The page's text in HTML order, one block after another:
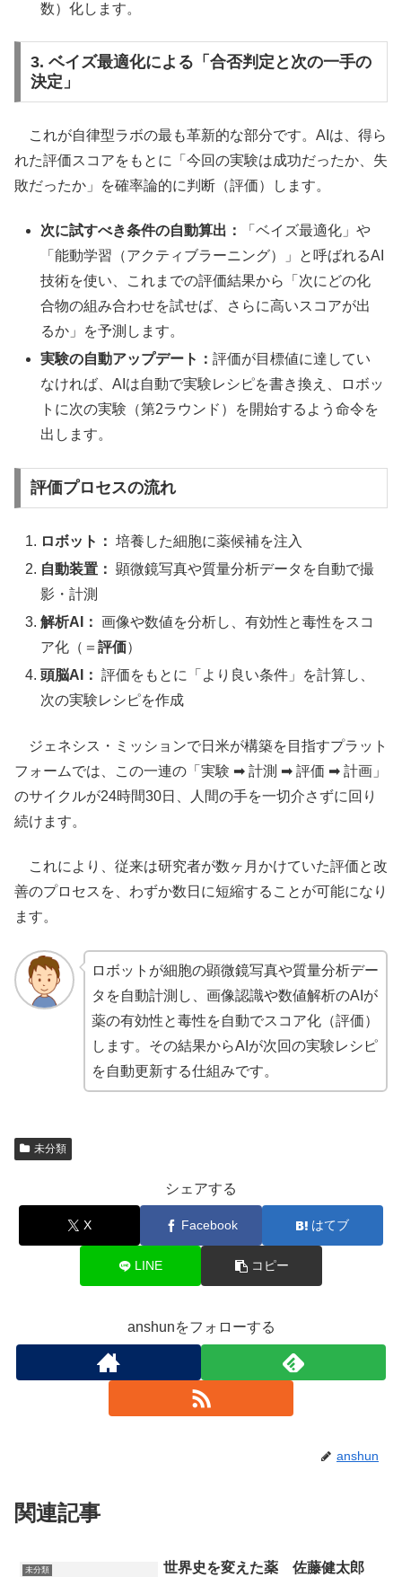
数）化します。
3. ベイズ最適化による「合否判定と次の一手の
決定」
これが自律型ラボの最も革新的な部分です。AIは、得ら
れた評価スコアをもとに「今回の実験は成功だったか、失
敗だったか」を確率論的に判断（評価）します。
次に試すべき条件の自動算出：
「ベイズ最適化」や
「能動学習（アクティブラーニング）」と呼ばれるAI
技術を使い、これまでの評価結果から「次にどの化
合物の組み合わせを試せば、さらに高いスコアが出
るか」を予測します。
実験の自動アップデート：評価が目標値に達してい
なければ、AIは自動で実験レシピを書き換え、ロボッ
トに次の実験（第2ラウンド）を開始するよう命令を
出します。
評価プロセスの流れ
ロボット： 培養した細胞に薬候補を注入
自動装置： 顕微鏡写真や質量分析データを自動で撮
影・計測
解析AI： 画像や数値を分析し、有効性と毒性をスコ
ア化（＝評価）
頭脳AI： 評価をもとに「より良い条件」を計算し、
次の実験レシピを作成
ジェネシス・ミッションで日米が構築を目指すプラット
フォームでは、この一連の「実験 ➡ 計測 ➡ 評価 ➡ 計画」
のサイクルが24時間30日、人間の手を一切介さずに回り
続けます。
これにより、従来は研究者が数ヶ月かけていた評価と改
善のプロセスを、わずか数日に短縮することが可能になり
ます。
ロボットが細胞の顕微鏡写真や質量分析デー
タを自動計測し、画像認識や数値解析のAIが
薬の有効性と毒性を自動でスコア化（評価）
します。その結果からAIが次回の実験レシピ
を自動更新する仕組みです。
未分類
シェアする
X Facebook はてブ
LINE コピー
anshunをフォローする
anshun
関連記事
未分類
世界史を変えた薬 佐藤健太郎